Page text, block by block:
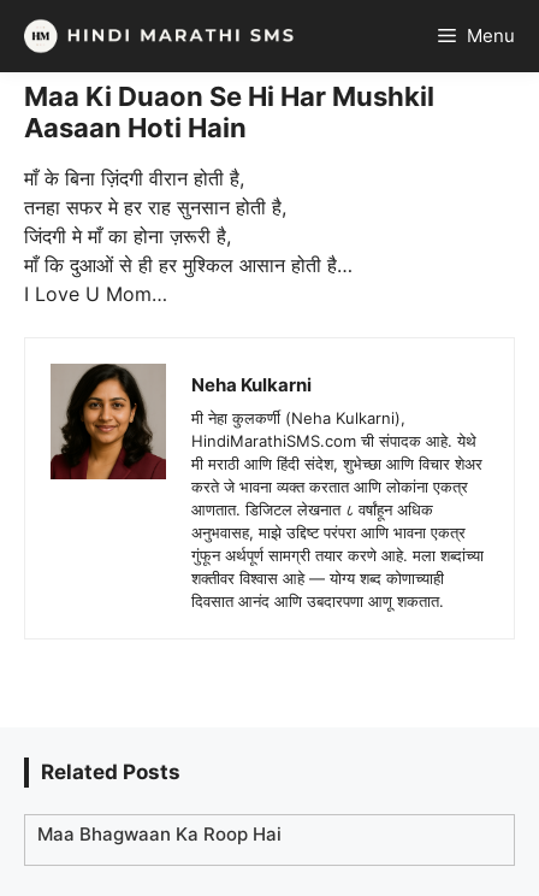
Skip
content
Menu
Maa Ki Duaon Se Hi Har Mushkil
Aasaan Hoti Hain
माँ के बिना ज़िंदगी वीरान होती है,
तनहा सफर मे हर राह सुनसान होती है,
जिंदगी मे माँ का होना ज़रूरी है,
माँ कि दुआओं से ही हर मुश्किल आसान होती है…
I Love U Mom…
Neha Kulkarni
मी नेहा कुलकर्णी (Neha Kulkarni),
HindiMarathiSMS.com ची संपादक आहे. येथे
मी मराठी आणि हिंदी संदेश, शुभेच्छा आणि विचार शेअर
करते जे भावना व्यक्त करतात आणि लोकांना एकत्र
आणतात. डिजिटल लेखनात ८ वर्षांहून अधिक
अनुभवासह, माझे उद्दिष्ट परंपरा आणि भावना एकत्र
गुंफून अर्थपूर्ण सामग्री तयार करणे आहे. मला शब्दांच्या
शक्तीवर विश्वास आहे — योग्य शब्द कोणाच्याही
दिवसात आनंद आणि उबदारपणा आणू शकतात.
Related Posts
Maa Bhagwaan Ka Roop Hai